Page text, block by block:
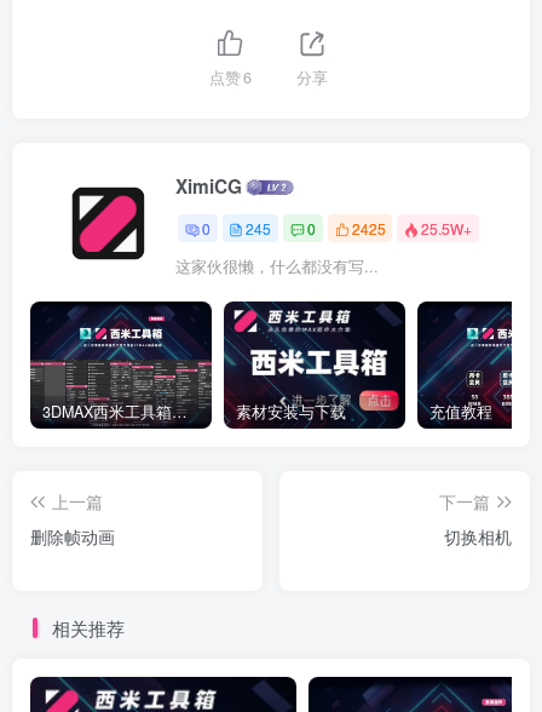
点赞6 分享
XimiCG
0 245 0 2425 25.5W+
这家伙很懒，什么都没有写...
3DMAX西米工具箱下载 素材安装与下载 充值教程
上一篇
删除帧动画
下一篇
切换相机
相关推荐